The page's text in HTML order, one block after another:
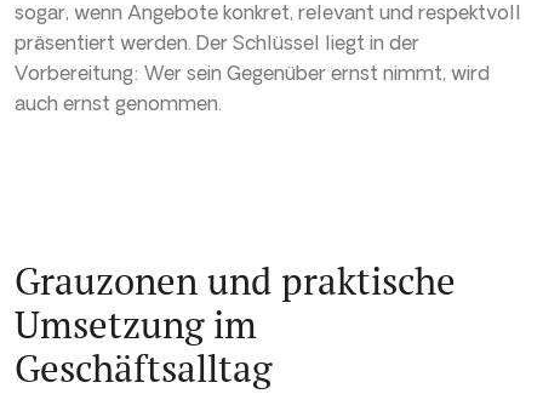
sogar, wenn Angebote konkret, relevant und respektvoll
präsentiert werden. Der Schlüssel liegt in der
Vorbereitung: Wer sein Gegenüber ernst nimmt, wird
auch ernst genommen.
Grauzonen und praktische
Umsetzung im
Geschäftsalltag